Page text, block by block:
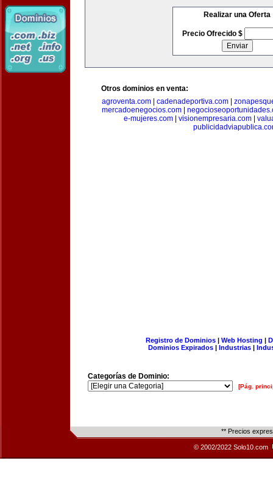
Realizar una Oferta
Precio Ofrecido $
Otros dominios en venta:
agroventa.com
cadenadeportiva.com
mercadoenegocios.com
e-mujeres.com
visionempresaria.com
Registro de Dominios| Web Hosting |
Dominios Expirados | Industrias |
Categorías de Dominio:
[Pág.
** Precios
© 2002/2022 Solo10.com